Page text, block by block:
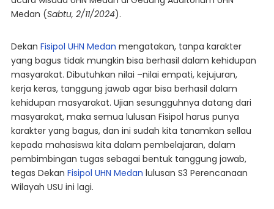
Medan (Sabtu, 2/11/2024).
Dekan Fisipol UHN Medan mengatakan, tanpa karakter
yang bagus tidak mungkin bisa berhasil dalam kehidupan
masyarakat. Dibutuhkan nilai –nilai empati, kejujuran,
kerja keras, tanggung jawab agar bisa berhasil dalam
kehidupan masyarakat. Ujian sesungguhnya datang dari
masyarakat, maka semua lulusan Fisipol harus punya
karakter yang bagus, dan ini sudah kita tanamkan sellau
kepada mahasiswa kita dalam pembelajaran, dalam
pembimbingan tugas sebagai bentuk tanggung jawab,
tegas Dekan Fisipol UHN Medan lulusan S3 Perencanaan
Wilayah USU ini lagi.